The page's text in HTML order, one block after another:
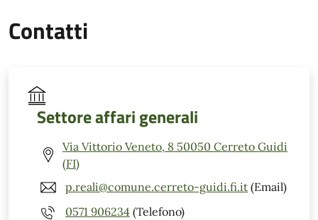
Contatti
Settore affari generali
Via Vittorio Veneto, 8 50050 Cerreto Guidi
(FI)
p.reali@comune.cerreto-guidi.fi.it (Email)
0571 906234 (Telefono)